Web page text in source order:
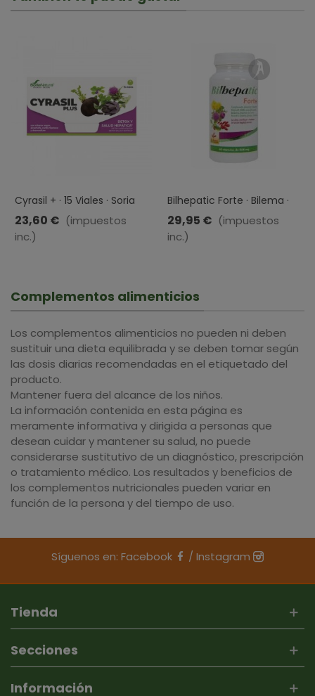
Cyrasil + · 15 Viales · Soria
Natural
23,60 € (impuestos
inc.)
Bilhepatic Forte · Bilema ·
60 Cápsulas
29,95 € (impuestos
inc.)
Complementos alimenticios
Los complementos alimenticios no pueden ni deben
sustituir una dieta equilibrada y se deben tomar según
las dosis diarias recomendadas en el etiquetado del
producto.
Mantener fuera del alcance de los niños.
La información contenida en esta página es
meramente informativa y dirigida a personas que
desean cuidar y mantener su salud, no puede
considerarse sustitutivo de un diagnóstico, prescripción
o tratamiento médico. Los resultados y beneficios de
los complementos nutricionales pueden variar en
función de la persona y del tiempo de uso.
Síguenos en: Facebook / Instagram
Tienda
Secciones
Información